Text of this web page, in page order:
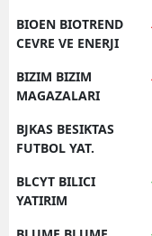
BIOEN BIOTREND
CEVRE VE ENERJI
BIZIM BIZIM
MAGAZALARI
BJKAS BESIKTAS
FUTBOL YAT.
BLCYT BILICI
YATIRIM